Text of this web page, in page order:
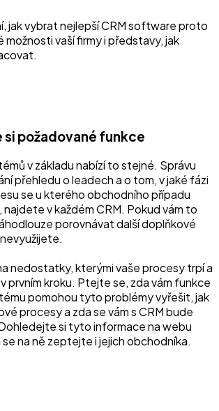
jak vybrat nejlepší CRM software proto
možnosti vaší firmy i představy, jak
si požadované funkce
v základu nabízí to stejné. Správu
přehledu o leadech a o tom, v jaké fázi
se u kterého obchodního případu
v každém CRM. Pokud vám to
porovnávat další doplňkové
nedostatky, kterými vaše procesy trpí a
prvním kroku. Ptejte se, zda vám funkce
pomohou tyto problémy vyřešit, jak
procesy a zda se vám s CRM bude
si tyto informace na webu
se na ně zeptejte i jejich obchodníka.